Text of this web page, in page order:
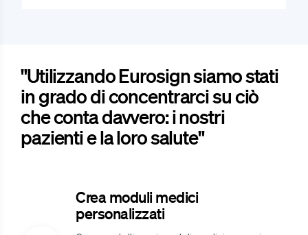
"Utilizzando Eurosign siamo stati
in grado di concentrarci su ciò
che conta davvero: i nostri
pazienti e la loro salute"
Crea moduli medici
personalizzati